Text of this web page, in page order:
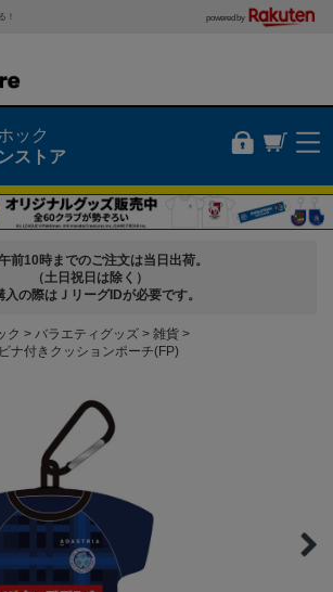
！ powered by
ック
ストア
前10時までのご注文は当日出荷。
（土日祝日は除く）
入の際はＪリーグIDが必要です。
ク バラエティグッズ
雑貨
ナ付きクッションポーチ(FP)